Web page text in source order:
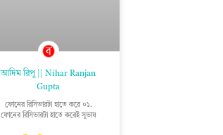
আদিম রিপু || Nihar Ranjan
Gupta
ফোনের রিসিভারটা হাতে করে ০১.
ফোনের রিসিভারটা হাতে করেই সুভাষ